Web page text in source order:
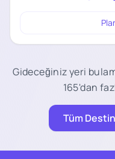
Gideceğiniz yeri
165'dan
Tüm